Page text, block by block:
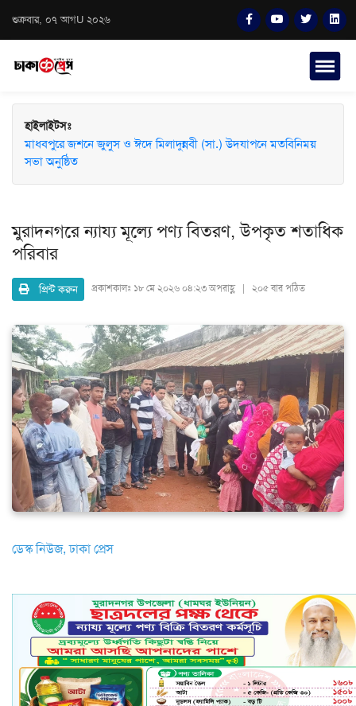
শুক্রবার, ০৭ আগU ২০২৬
হাইলাইটসঃ
মাধবপুরে জশনে জুলুস ও ঈদে মিলাদুন্নবী (সা.) উদযাপনে মতবিনিময়
সভা অনুষ্ঠিত
মুরাদনগরে ন্যায্য মূল্যে পণ্য বিতরণ, উপকৃত শতাধিক
পরিবার
প্রিন্ট করুন প্রকাশকালঃ ১৮ মে ২০২৬ ০৪:২৩ অপরাহ্ণ | ২০৫ বার পঠিত
ডেস্ক নিউজ, ঢাকা প্রেস